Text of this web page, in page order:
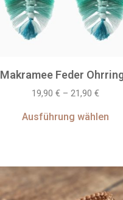
Makramee Feder
19,90 €– 21,90 €
Ausführung wählen